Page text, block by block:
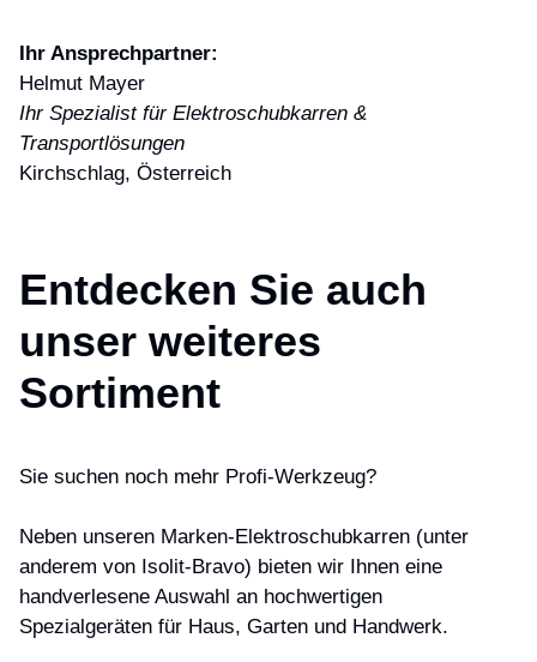
Ihr Ansprechpartner:
Helmut Mayer
Ihr Spezialist für Elektroschubkarren &
Transportlösungen
Kirchschlag, Österreich
Entdecken Sie auch
unser weiteres
Sortiment
Sie suchen noch mehr Profi-Werkzeug?
Neben unseren Marken-Elektroschubkarren (unter
anderem von Isolit-Bravo) bieten wir Ihnen eine
handverlesene Auswahl an hochwertigen
Spezialgeräten für Haus, Garten und Handwerk.